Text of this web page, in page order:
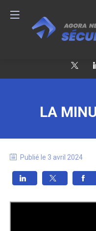
LA
Publié le 3 avril 2024